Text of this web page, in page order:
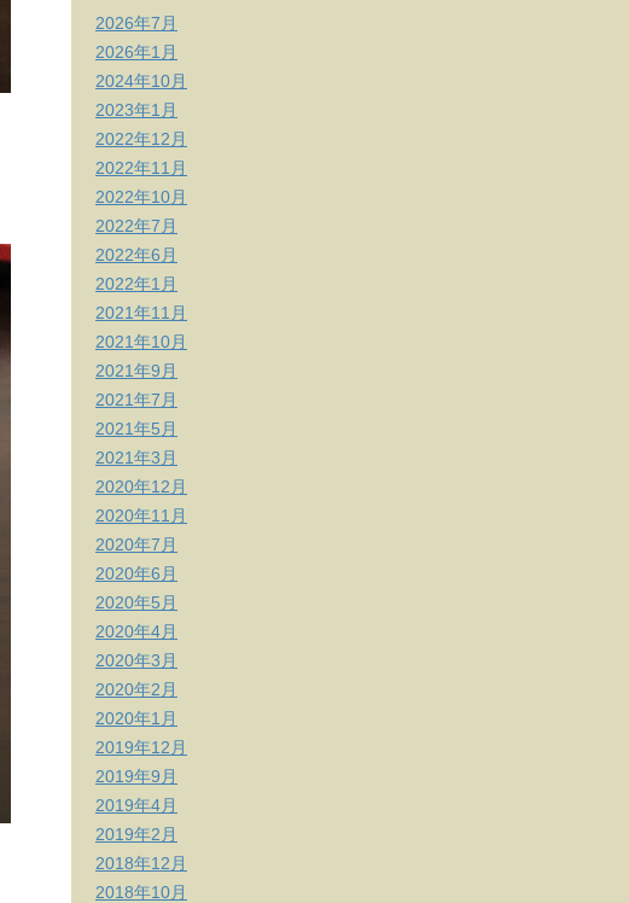
2026年7月
2026年1月
2024年10月
2023年1月
2022年12月
2022年11月
2022年10月
2022年7月
2022年6月
2022年1月
2021年11月
2021年10月
2021年9月
2021年7月
2021年5月
2021年3月
2020年12月
2020年11月
2020年7月
2020年6月
2020年5月
2020年4月
2020年3月
2020年2月
2020年1月
2019年12月
2019年9月
2019年4月
2019年2月
2018年12月
2018年10月